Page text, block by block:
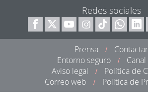
Redes sociales
Prensa /
Contactar
Entorno seguro
/
Aviso legal
/
Política de
Correo web
/ Política de